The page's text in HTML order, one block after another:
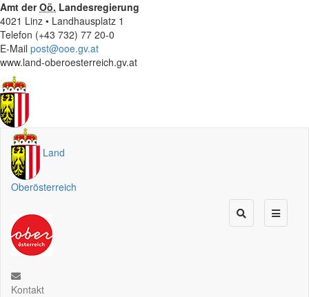
Amt derOö. Landesregierung
4021 Linz • Landhausplatz 1
Telefon (+43 732) 77 20-0
E-Mail post@ooe.gv.at
www.land-oberoesterreich.gv.at
Land
Oberösterreich
Kontakt